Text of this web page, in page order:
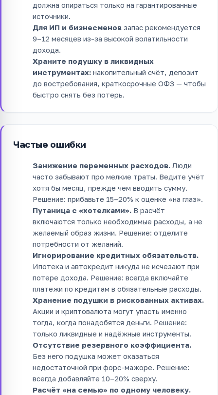
должна опираться только на гарантированные
источники.
Для ИП и бизнесменов запас рекомендуется
9–12 месяцев из-за высокой волатильности
дохода.
Храните подушку в ликвидных
инструментах: накопительный счёт, депозит
до востребования, краткосрочные ОФЗ — чтобы
быстро снять без потерь.
Частые ошибки
Занижение переменных расходов. Люди
часто забывают про мелкие траты. Ведите учёт
хотя бы месяц, прежде чем вводить сумму.
Решение: прибавьте 15–20% к оценке «на глаз».
Путаница с «хотелками». В расчёт
включаются только необходимые расходы, а не
желаемый образ жизни. Решение: отделите
потребности от желаний.
Игнорирование кредитных обязательств.
Ипотека и автокредит никуда не исчезают при
потере дохода. Решение: всегда включайте
платежи по кредитам в обязательные расходы.
Хранение подушки в рискованных активах.
Акции и криптовалюта могут упасть именно
тогда, когда понадобятся деньги. Решение:
только ликвидные и надёжные инструменты.
Отсутствие резервного коэффициента.
Без него подушка может оказаться
недостаточной при форс-мажоре. Решение:
всегда добавляйте 10–20% сверху.
Расчёт «на семью» по одному человеку.